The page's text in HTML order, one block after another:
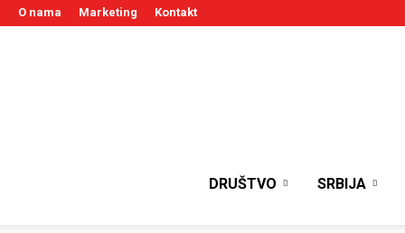
O nama Marketing Kontakt
DRUŠTVO SRBIJA